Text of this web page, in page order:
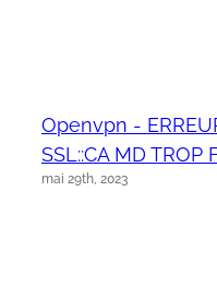
Openvpn -
SSL::CA MD TROP
mai 29th, 2023